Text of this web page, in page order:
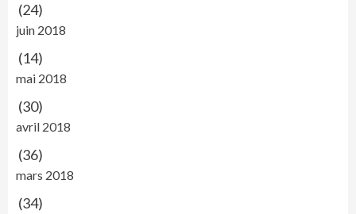
(24)
juin 2018
(14)
mai 2018
(30)
avril 2018
(36)
mars 2018
(34)